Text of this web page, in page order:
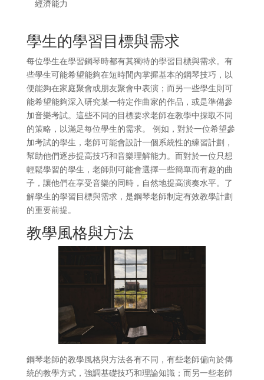
經濟能力
學生的學習目標與需求
每位學生在學習鋼琴時都有其獨特的學習目標與需求。有
些學生可能希望能夠在短時間內掌握基本的鋼琴技巧，以
便能夠在家庭聚會或朋友聚會中表演；而另一些學生則可
能希望能夠深入研究某一特定作曲家的作品，或是準備參
加音樂考試。這些不同的目標要求老師在教學中採取不同
的策略，以滿足每位學生的需求。 例如，對於一位希望參
加考試的學生，老師可能會設計一個系統性的練習計劃，
幫助他們逐步提高技巧和音樂理解能力。而對於一位只想
輕鬆學習的學生，老師則可能會選擇一些簡單而有趣的曲
子，讓他們在享受音樂的同時，自然地提高演奏水平。了
解學生的學習目標與需求，是鋼琴老師制定有效教學計劃
的重要前提。
教學風格與方法
鋼琴老師的教學風格與方法各有不同，有些老師偏向於傳
統的教學方式，強調基礎技巧和理論知識；而另一些老師